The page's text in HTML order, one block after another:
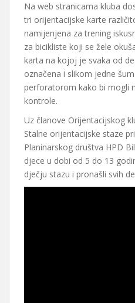
Na web stranicama kluba
tri orijentacijske karte
namijenjena za trening
za bicikliste koji se žele
karta na kojoj je svaka od
označena i slikom jedne
perforatorom kako bi mogli
kontrole.
Uz članove Orijentacijskog
Stalne orijentacijske staze
Planinarskog društva HPD
djece u dobi od 5 do 13
dječju stazu i pronašli svih